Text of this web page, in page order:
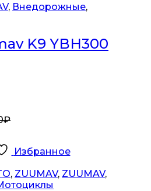
, Внедорожные,
K9 YBH300
₽
Избранное
, ZUUMAV, ZUUMAV,